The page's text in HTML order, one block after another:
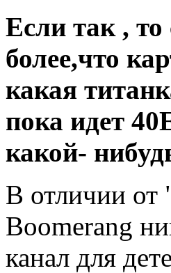
Если так ,
более,что
какая
пока идет
какой-
В отличии от
Boomerang
канал для